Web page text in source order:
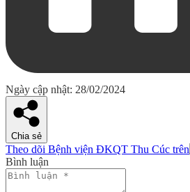
Ngày cập nhật: 28/02/2024
Chia sẻ
Theo dõi Bệnh viện ĐKQT Thu Cúc trên
Bình luận